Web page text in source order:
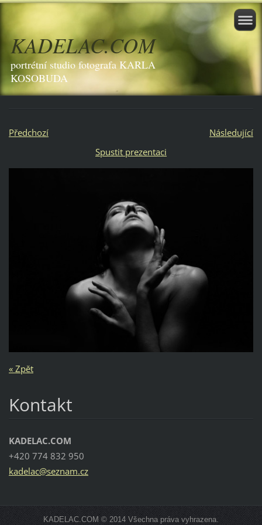
KADELAC.COM
portrétní studio fotografa KARLA
KOSOBUDA
Předchozí
Následující
Spustit prezentaci
« Zpět
Kontakt
KADELAC.COM
+420 774 832 950
kadelac@seznam.cz
KADELAC.COM © 2014 Všechna práva vyhrazena.